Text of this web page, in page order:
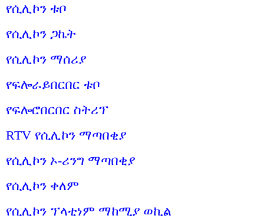
የሲሊኮን ቱቦ
የሲሊኮን ጋኬት
የሲሊኮን ማሰሪያ
የፍሎራይበርበር ቱቦ
የፍሎሮበርበር ስትሪፕ
RTV የሲሊኮን ማጣበቂያ
የሲሊኮን ኦ-ሪንግ ማጣበቂያ
የሲሊኮን ቀለም
የሲሊኮን ፕላቲነም ማከሚያ ወኪል